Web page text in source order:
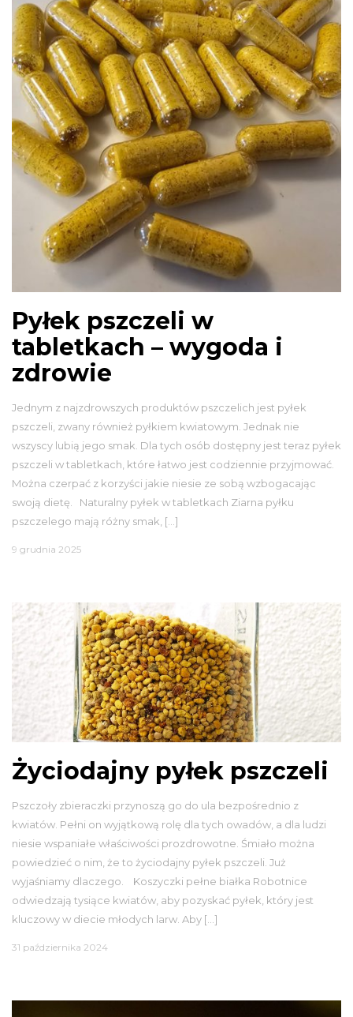
Pyłek pszczeli w
tabletkach – wygoda i
zdrowie
Jednym z najzdrowszych produktów pszczelich jest pyłek
pszczeli, zwany również pyłkiem kwiatowym. Jednak nie
wszyscy lubią jego smak. Dla tych osób dostępny jest teraz pyłek
pszczeli w tabletkach, które łatwo jest codziennie przyjmować.
Można czerpać z korzyści jakie niesie ze sobą wzbogacając
swoją dietę. Naturalny pyłek w tabletkach Ziarna pyłku
pszczelego mają różny smak, […]
9 grudnia 2025
Życiodajny pyłek pszczeli
Pszczoły zbieraczki przynoszą go do ula bezpośrednio z
kwiatów. Pełni on wyjątkową rolę dla tych owadów, a dla ludzi
niesie wspaniałe właściwości prozdrowotne. Śmiało można
powiedzieć o nim, że to życiodajny pyłek pszczeli. Już
wyjaśniamy dlaczego. Koszyczki pełne białka Robotnice
odwiedzają tysiące kwiatów, aby pozyskać pyłek, który jest
kluczowy w diecie młodych larw. Aby […]
31 października 2024